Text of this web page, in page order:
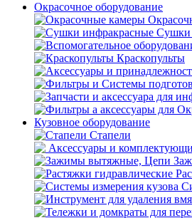
Окрасочное оборудование
Сушки
Краскопульты
Кузовное оборудование
Стапели